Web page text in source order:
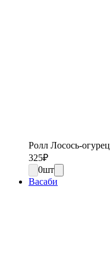
Ролл Лосось-огурец
325₽
0шт
Васаби